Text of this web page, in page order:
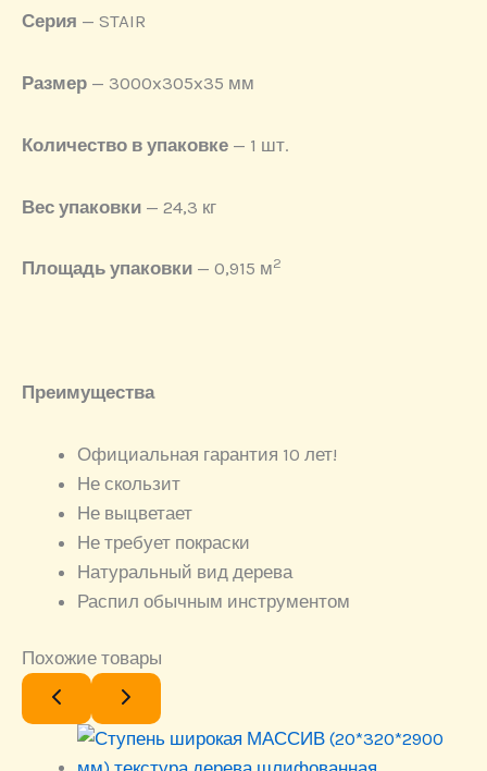
Серия — STAIR
Размер — 3000x305x35 мм
Количество в упаковке — 1 шт.
Вес упаковки — 24,3 кг
Площадь упаковки — 0,915 м2
Преимущества
Официальная гарантия 10 лет!
Не скользит
Не выцветает
Не требует покраски
Натуральный вид дерева
Распил обычным инструментом
Похожие товары